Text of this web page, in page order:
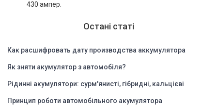
430 ампер.
Остані статі
Как расшифровать дату производства аккумулятора
Як зняти акумулятор з автомобіля?
Рідинні акумулятори: сурм'янисті, гібридні, кальцієві
Принцип роботи автомобільного акумулятора